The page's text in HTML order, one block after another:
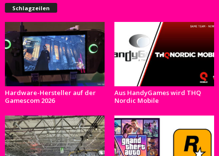
Schlagzeilen
Hardware-Hersteller auf der
Gamescom 2026
Aus HandyGames wird THQ
Nordic Mobile